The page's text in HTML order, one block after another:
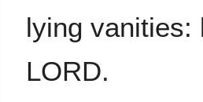
lying vanities:
LORD.